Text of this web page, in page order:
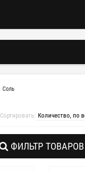
Соль
Сортировать:
ФИЛЬТР ТОВАРОВ